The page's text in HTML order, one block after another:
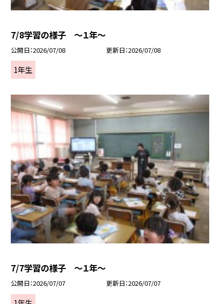
7/8学習の様子 ～１年～
公開日 2026/07/08 更新日 2026/07/08
1年生
7/7学習の様子 ～１年～
公開日 2026/07/07 更新日 2026/07/07